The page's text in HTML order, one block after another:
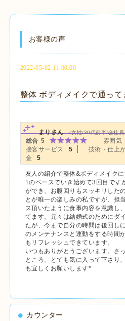
お客様の声
2022-05-02 11:00:00
整体 ボディメイクで通っ
まりさん （女性/30代前半/会社員
総合 5 雰囲気
接客サービス
5 技術・仕上
金
5
友人の紹介で整体&ボディメイク
1のペースでいき始めて3回目です
ができ、お腹回りもスッキリした
とが唯一の楽しみの私ですが、担
ス頂いたように食事内容を意識し
てます。元々は結婚式のためにダ
たが、今まで自分の時間は後回し
のメンテナンスと運動をする時間
もリフレッシュできています。
いつもありがとうございます。さ
ところ、とても気に入って下さり
も宜しくお願いします*
カウンター